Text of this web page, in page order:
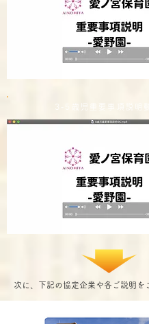
3-5歳児重要事項説明
次に、下記の協定企業や各ご説明を